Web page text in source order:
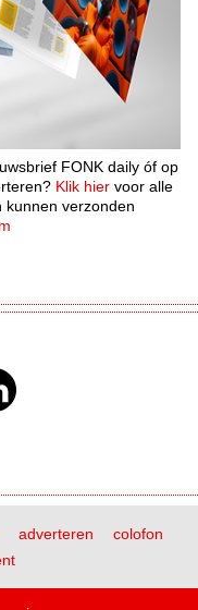
FONK daily óf op
Klik hier voor alle
kunnen verzonden
adverteren
colofon